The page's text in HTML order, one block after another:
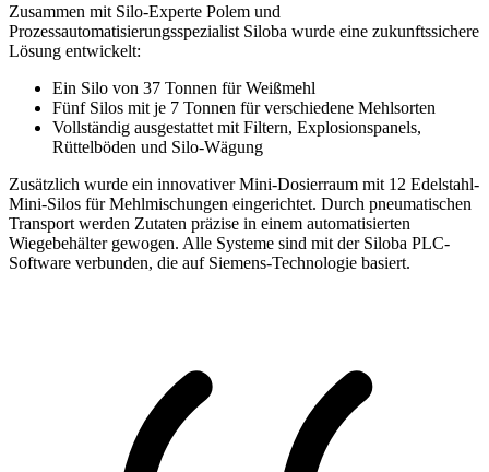
Zusammen mit Silo-Experte Polem und
Prozessautomatisierungsspezialist Siloba wurde eine zukunftssichere
Lösung entwickelt:
Ein Silo von 37 Tonnen für Weißmehl
Fünf Silos mit je 7 Tonnen für verschiedene Mehlsorten
Vollständig ausgestattet mit Filtern, Explosionspanels,
Rüttelböden und Silo-Wägung
Zusätzlich wurde ein innovativer Mini-Dosierraum mit 12 Edelstahl-
Mini-Silos für Mehlmischungen eingerichtet. Durch pneumatischen
Transport werden Zutaten präzise in einem automatisierten
Wiegebehälter gewogen. Alle Systeme sind mit der Siloba PLC-
Software verbunden, die auf Siemens-Technologie basiert.